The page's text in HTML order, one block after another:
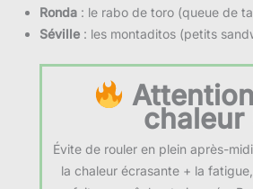
Ronda : le rabo de toro (queue de
Séville : les montaditos (petits
chaleur
Évite de rouler en plein après-
la chaleur écrasante + la